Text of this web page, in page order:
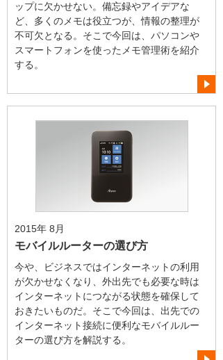
ップに欠かせない。備忘録やアイデアな
ど、多くのメモは役立つが、情報の整理が
不可欠となる。そこで今回は、パソコンや
スマートフォンを使ったメモ管理術を紹介
する。
2015年 8月
モバイルルーターの選び方
今や、ビジネスではインターネットの利用
が欠かせなくなり、外出先でも必要な時は
インターネットにつながる状態を確保して
おきたいものだ。そこで今回は、出先での
インターネット接続に便利なモバイルルー
ターの選び方を解説する。